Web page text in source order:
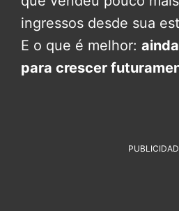
ingressos desde sua
E o que é melhor:
para crescer